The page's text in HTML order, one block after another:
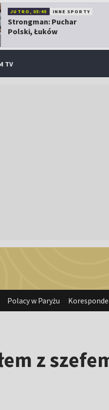
JUTRO, 05:45 INNE SPORTY
Strongman: Puchar
Polski, Łuków
TV
Polacy w Paryżu
z